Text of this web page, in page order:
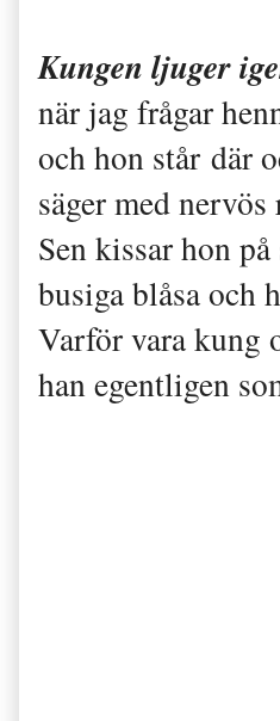
Kungen ljuger
när jag frågar
och hon står där
säger med nervös
Sen kissar hon
busiga blåsa och
Varför vara kung
han egentligen